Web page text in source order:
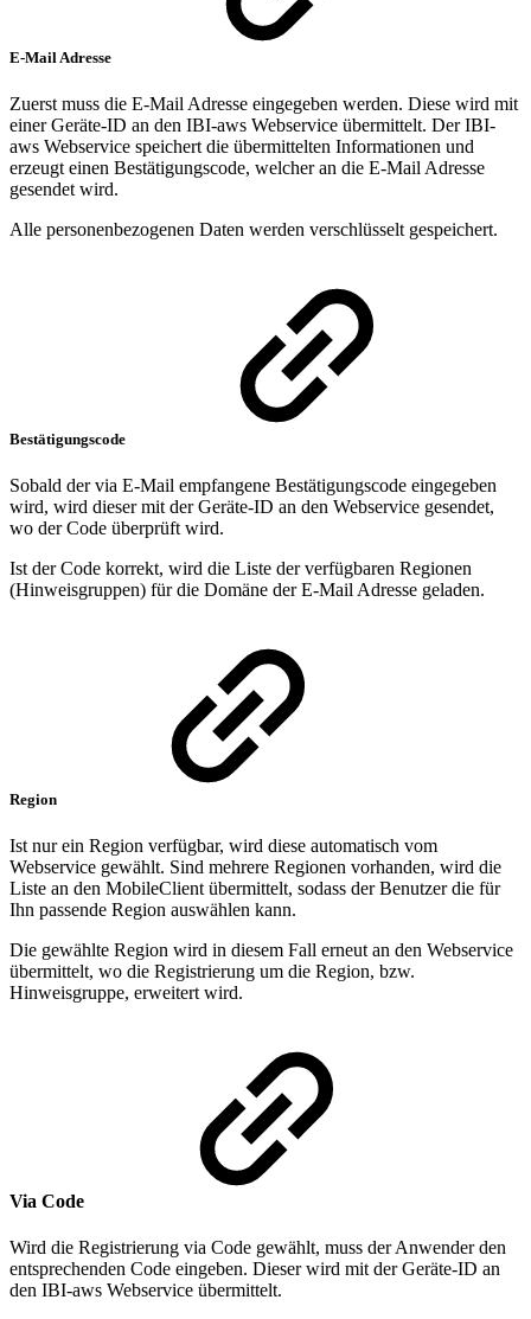
E-Mail Adresse
Zuerst muss die E-Mail Adresse eingegeben werden. Diese wird mit
einer Geräte-ID an den IBI-aws Webservice übermittelt. Der IBI-
aws Webservice speichert die übermittelten Informationen und
erzeugt einen Bestätigungscode, welcher an die E-Mail Adresse
gesendet wird.
Alle personenbezogenen Daten werden verschlüsselt gespeichert.
Bestätigungscode
Sobald der via E-Mail empfangene Bestätigungscode eingegeben
wird, wird dieser mit der Geräte-ID an den Webservice gesendet,
wo der Code überprüft wird.
Ist der Code korrekt, wird die Liste der verfügbaren Regionen
(Hinweisgruppen) für die Domäne der E-Mail Adresse geladen.
Region
Ist nur ein Region verfügbar, wird diese automatisch vom
Webservice gewählt. Sind mehrere Regionen vorhanden, wird die
Liste an den MobileClient übermittelt, sodass der Benutzer die für
Ihn passende Region auswählen kann.
Die gewählte Region wird in diesem Fall erneut an den Webservice
übermittelt, wo die Registrierung um die Region, bzw.
Hinweisgruppe, erweitert wird.
Via Code
Wird die Registrierung via Code gewählt, muss der Anwender den
entsprechenden Code eingeben. Dieser wird mit der Geräte-ID an
den IBI-aws Webservice übermittelt.